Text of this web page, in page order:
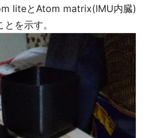
liteとAtom matrix(IMU内臓)
を示す。